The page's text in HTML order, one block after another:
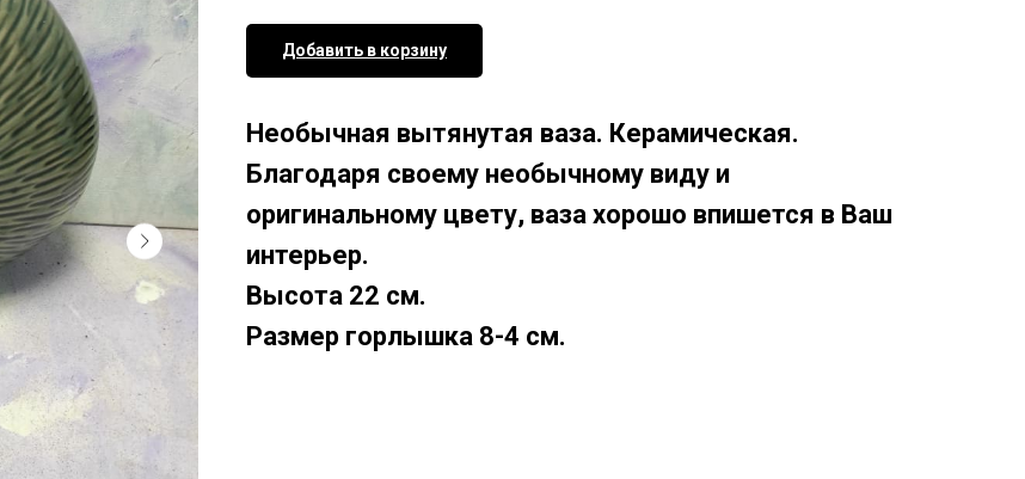
Добавить в корзину
Необычная вытянутая ваза. Керамическая.
Благодаря своему необычному виду и
оригинальному цвету, ваза хорошо впишется в Ваш
интерьер.
Высота 22 см.
Размер горлышка 8-4 см.